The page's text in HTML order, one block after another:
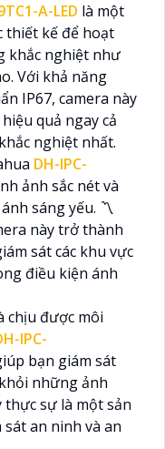
A-LED là một
thiết kế để hoạt
khắc nghiệt như
Với khả năng
IP67, camera này
quả ngay cả
nghiệt nhất.
DH-IPC-
ảnh sắc nét và
sáng yếu. 〽
này trở thành
sát các khu vực
điều kiện ánh
chịu được môi
IPC-
bạn giám sát
những ảnh
sự là một sản
sát an ninh và an